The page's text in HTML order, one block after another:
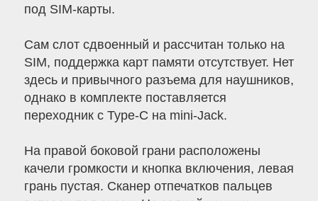
под SIM-карты.
Сам слот сдвоенный и рассчитан только на
SIM, поддержка карт памяти отсутствует. Нет
здесь и привычного разъема для наушников,
однако в комплекте поставляется
переходник с Type-C на mini-Jack.
На правой боковой грани расположены
качели громкости и кнопка включения, левая
грань пустая. Сканер отпечатков пальцев